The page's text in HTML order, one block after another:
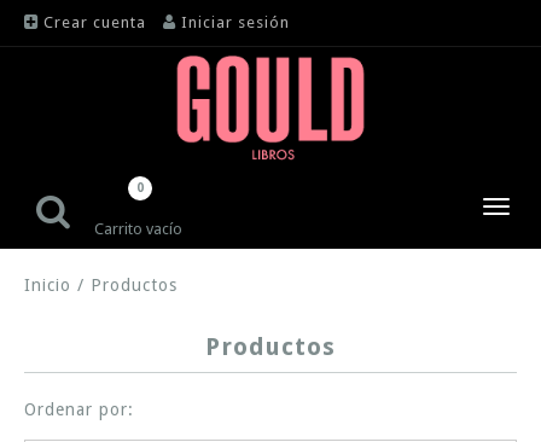
Crear cuenta Iniciar sesión
Carrito vacío
0
Inicio / Productos
Productos
Ordenar por: